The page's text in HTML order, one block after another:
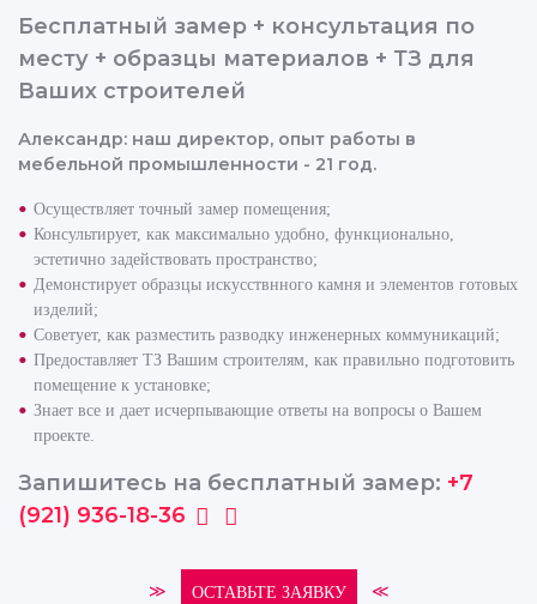
Бесплатный замер + консультация по
месту + образцы материалов + ТЗ для
Ваших строителей
Александр: наш директор, опыт работы в
мебельной промышленности - 21 год.
Осуществляет точный замер помещения;
Консультирует, как максимально удобно, функционально,
эстетично задействовать пространство;
Демонстирует образцы искусствнного камня и элементов готовых
изделий;
Советует, как разместить разводку инженерных коммуникаций;
Предоставляет ТЗ Вашим строителям, как правильно подготовить
помещение к установке;
Знает все и дает исчерпывающие ответы на вопросы о Вашем
проекте.
Запишитесь на бесплатный замер: +7
(921) 936-18-36
≫ ОСТАВЬТЕ ЗАЯВКУ ≪